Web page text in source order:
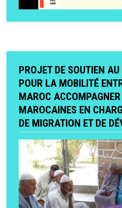
PROJET DE SOUTIEN
POUR LA MOBILITÉ
MAROC
MAROCAINES EN
DE MIGRATION ET DE